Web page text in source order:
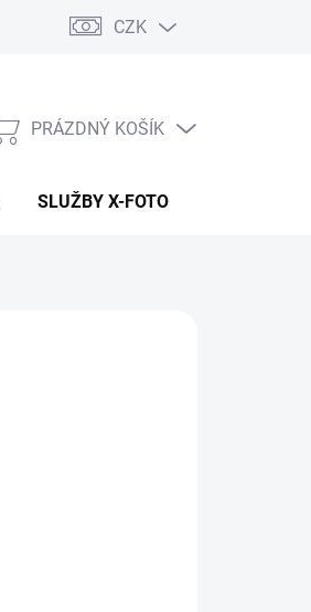
CZK
NÁKUPNÍ
PRÁZDNÝ KOŠÍK
SLUŽBY X-FOTO